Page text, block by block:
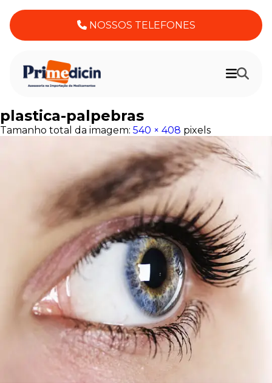
NOSSOS TELEFONES
plastica-palpebras
Tamanho total da imagem: 540 × 408 pixels